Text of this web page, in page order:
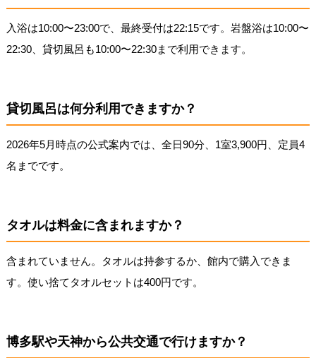
入浴は10:00〜23:00で、最終受付は22:15です。岩盤浴は10:00〜
22:30、貸切風呂も10:00〜22:30まで利用できます。
貸切風呂は何分利用できますか？
2026年5月時点の公式案内では、全日90分、1室3,900円、定員4
名までです。
タオルは料金に含まれますか？
含まれていません。タオルは持参するか、館内で購入できま
す。使い捨てタオルセットは400円です。
博多駅や天神から公共交通で行けますか？